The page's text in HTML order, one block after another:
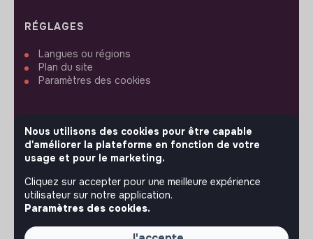
RÉGLAGES
Langues ou régions
Plan du site
Paramètres des cookies
SUIVEZ-NOUS
© 2026 jobs that makesense.
Nous utilisons des cookies pour être capable
d'améliorer la plateforme en fonction de votre
usage et pour le marketing.
Cliquez sur accepter pour une meilleure expérience
utilisateur sur notre application.
Paramètres des cookies.